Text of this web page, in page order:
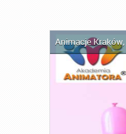
Animacje Kraków,